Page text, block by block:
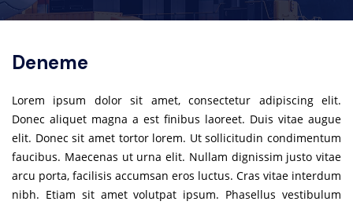
Deneme
Lorem ipsum dolor sit amet, consectetur adipiscing elit.
Donec aliquet magna a est finibus laoreet. Duis vitae augue
elit. Donec sit amet tortor lorem. Ut sollicitudin condimentum
faucibus. Maecenas ut urna elit. Nullam dignissim justo vitae
arcu porta, facilisis accumsan eros luctus. Cras vitae interdum
nibh. Etiam sit amet volutpat ipsum. Phasellus vestibulum